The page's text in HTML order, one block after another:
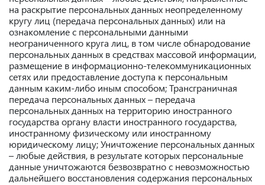
на раскрытие персональных данных неопределенному
кругу лиц (передача персональных данных) или на
ознакомление с персональными данными
неограниченного круга лиц, в том числе обнародование
персональных данных в средствах массовой информации,
размещение в информационно-телекоммуникационных
сетях или предоставление доступа к персональным
данным каким-либо иным способом; Трансграничная
передача персональных данных – передача
персональных данных на территорию иностранного
государства органу власти иностранного государства,
иностранному физическому или иностранному
юридическому лицу; Уничтожение персональных данных
– любые действия, в результате которых персональные
данные уничтожаются безвозвратно с невозможностью
дальнейшего восстановления содержания персональных